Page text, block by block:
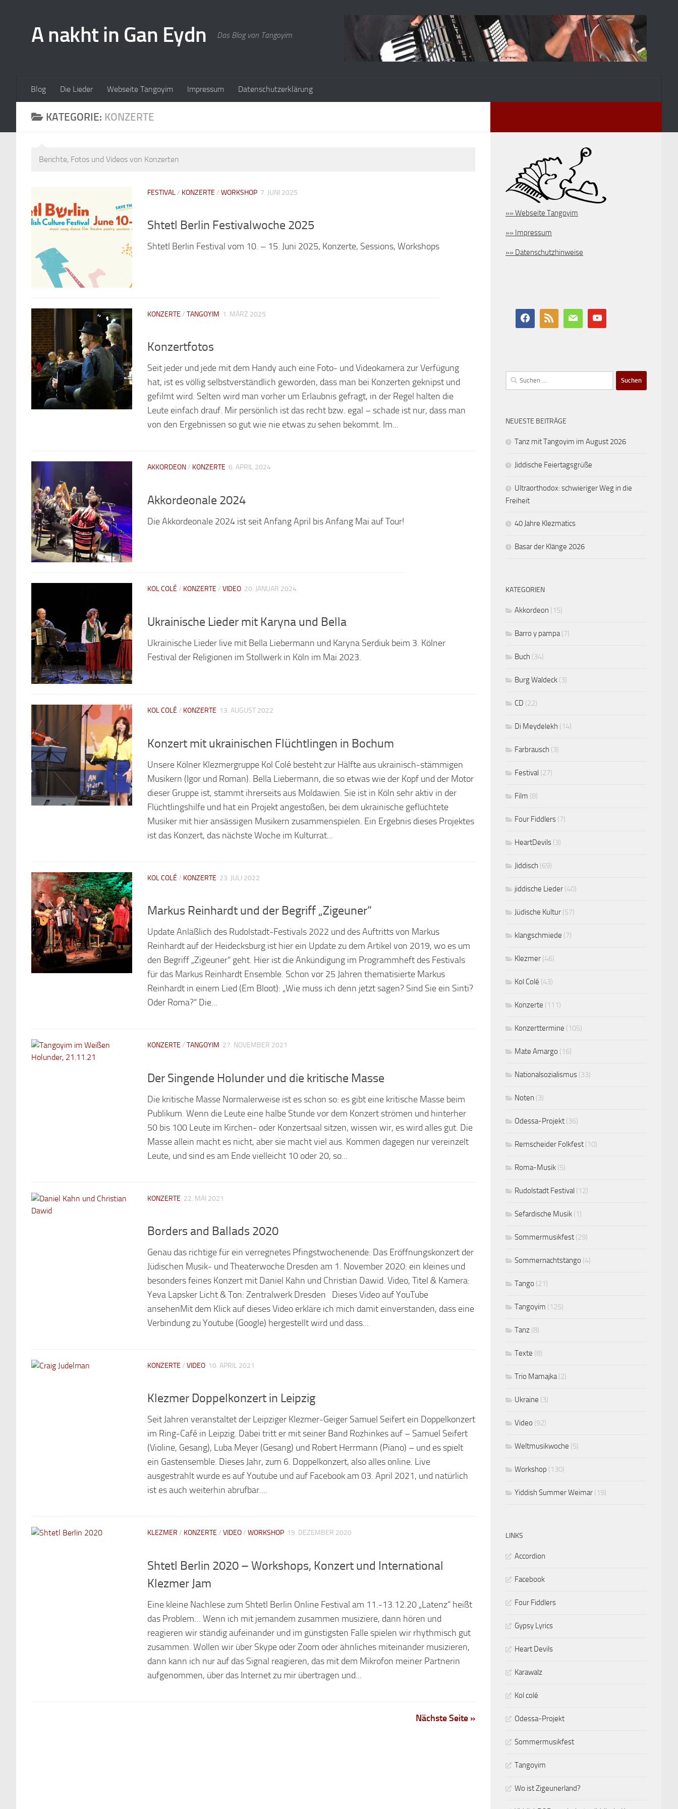
A nakht in Gan Eydn Das Blog von Tangoyim
Blog Die Lieder Webseite Tangoyim Impressum Datenschutzerklärung
KATEGORIE: KONZERTE
Berichte, Fotos und Videos von Konzerten
FESTIVAL/ KONZERTE / WORKSHOP 7. JUNI 2025
Shtetl Berlin Festivalwoche 2025
Shtetl Berlin Festival vom 10. – 15. Juni 2025, Konzerte, Sessions, Workshops
KONZERTE / TANGOYIM 1. MÄRZ 2025
Konzertfotos
Seit jeder und jede mit dem Handy auch eine Foto- und Videokamera zur Verfügung
hat, ist es völlig selbstverständlich geworden, dass man bei Konzerten geknipst und
gefilmt wird. Selten wird man vorher um Erlaubnis gefragt, in der Regel halten die
Leute einfach drauf. Mir persönlich ist das recht bzw. egal – schade ist nur, dass man
von den Ergebnissen so gut wie nie etwas zu sehen bekommt. Im...
AKKORDEON/ KONZERTE 6. APRIL 2024
Akkordeonale 2024
Die Akkordeonale 2024 ist seit Anfang April bis Anfang Mai auf Tour!
KOL COLÉ / KONZERTE / VIDEO 20. JANUAR 2024
Ukrainische Lieder mit Karyna und Bella
Ukrainische Lieder live mit Bella Liebermann und Karyna Serdiuk beim 3. Kölner
Festival der Religionen im Stollwerk in Köln im Mai 2023.
KOL COLÉ / KONZERTE 13. AUGUST 2022
Konzert mit ukrainischen Flüchtlingen in Bochum
Unsere Kölner Klezmergruppe Kol Colé besteht zur Hälfte aus ukrainisch-stämmigen
Musikern (Igor und Roman). Bella Liebermann, die so etwas wie der Kopf und der Motor
dieser Gruppe ist, stammt ihrerseits aus Moldawien. Sie ist in Köln sehr aktiv in der
Flüchtlingshilfe und hat ein Projekt angestoßen, bei dem ukrainische geflüchtete
Musiker mit hier ansässigen Musikern zusammenspielen. Ein Ergebnis dieses Projektes
ist das Konzert, das nächste Woche im Kulturrat...
KOL COLÉ / KONZERTE 23. JULI 2022
Markus Reinhardt und der Begriff „Zigeuner“
Update Anläßlich des Rudolstadt-Festivals 2022 und des Auftritts von Markus
Reinhardt auf der Heidecksburg ist hier ein Update zu dem Artikel von 2019, wo es um
den Begriff „Zigeuner“ geht. Hier ist die Ankündigung im Programmheft des Festivals
für das Markus Reinhardt Ensemble. Schon vor 25 Jahren thematisierte Markus
Reinhardt in einem Lied (Em Bloot): „Wie muss ich denn jetzt sagen? Sind Sie ein Sinti?
Oder Roma?“ Die...
KONZERTE / TANGOYIM 27. NOVEMBER 2021
Der Singende Holunder und die kritische Masse
Die kritische Masse Normalerweise ist es schon so: es gibt eine kritische Masse beim
Publikum. Wenn die Leute eine halbe Stunde vor dem Konzert strömen und hinterher
50 bis 100 Leute im Kirchen- oder Konzertsaal sitzen, wissen wir, es wird alles gut. Die
Masse allein macht es nicht, aber sie macht viel aus. Kommen dagegen nur vereinzelt
Leute, und sind es am Ende vielleicht 10 oder 20, so...
KONZERTE 22. MAI 2021
Borders and Ballads 2020
Genau das richtige für ein verregnetes Pfingstwochenende: Das Eröffnungskonzert der
Jüdischen Musik- und Theaterwoche Dresden am 1. November 2020: ein kleines und
besonders feines Konzert mit Daniel Kahn und Christian Dawid. Video, Titel & Kamera:
Yeva Lapsker Licht & Ton: Zentralwerk Dresden Dieses Video auf YouTube
ansehenMit dem Klick auf dieses Video erkläre ich mich damit einverstanden, dass eine
Verbindung zu Youtube (Google) hergestellt wird und dass...
KONZERTE / VIDEO 10. APRIL 2021
Klezmer Doppelkonzert in Leipzig
Seit Jahren veranstaltet der Leipziger Klezmer-Geiger Samuel Seifert ein Doppelkonzert
im Ring-Café in Leipzig. Dabei tritt er mit seiner Band Rozhinkes auf – Samuel Seifert
(Violine, Gesang), Luba Meyer (Gesang) und Robert Herrmann (Piano) – und es spielt
ein Gastensemble. Dieses Jahr, zum 6. Doppelkonzert, also alles online. Live
ausgestrahlt wurde es auf Youtube und auf Facebook am 03. April 2021, und natürlich
ist es auch weiterhin abrufbar....
KLEZMER / KONZERTE / VIDEO/ WORKSHOP 19. DEZEMBER 2020
Shtetl Berlin 2020 – Workshops, Konzert und International
Klezmer Jam
Eine kleine Nachlese zum Shtetl Berlin Online Festival am 11.-13.12.20 „Latenz“ heißt
das Problem… Wenn ich mit jemandem zusammen musiziere, dann hören und
reagieren wir ständig aufeinander und im günstigsten Falle spielen wir rhythmisch gut
zusammen. Wollen wir über Skype oder Zoom oder ähnliches miteinander musizieren,
dann kann ich nur auf das Signal reagieren, das mit dem Mikrofon meiner Partnerin
aufgenommen, über das Internet zu mir übertragen und...
Nächste Seite »
»» Webseite Tangoyim
»» Impressum
»» Datenschutzhinweise
Suchen
nach:
NEUESTE BEITRÄGE
Tanz mit Tangoyim im August 2026
Jiddische Feiertagsgrüße
Ultraorthodox: schwieriger Weg in die
Freiheit
40 Jahre Klezmatics
Basar der Klänge 2026
KATEGORIEN
Akkordeon (15)
Barro y pampa (7)
Buch (34)
Burg Waldeck (3)
CD (22)
Di Meydelekh (14)
Farbrausch (3)
Festival (27)
Film (8)
Four Fiddlers (7)
HeartDevils (3)
Jiddisch (69)
jiddische Lieder (40)
Jüdische Kultur (57)
klangschmiede (7)
Klezmer (46)
Kol Colé (43)
Konzerte (111)
Konzerttermine (105)
Mate Amargo (16)
Nationalsozialismus (33)
Noten (3)
Odessa-Projekt (36)
Remscheider Folkfest (10)
Roma-Musik (5)
Rudolstadt Festival (12)
Sefardische Musik (1)
Sommermusikfest (29)
Sommernachtstango (4)
Tango (21)
Tangoyim (125)
Tanz (8)
Texte (8)
Trio Mamajka (2)
Ukraine (3)
Video (92)
Weltmusikwoche (5)
Workshop (130)
Yiddish Summer Weimar (19)
LINKS
Accordion
Facebook
Four Fiddlers
Gypsy Lyrics
Heart Devils
Karawalz
Kol colé
Odessa-Projekt
Sommermusikfest
Tangoyim
Wo ist Zigeunerland?